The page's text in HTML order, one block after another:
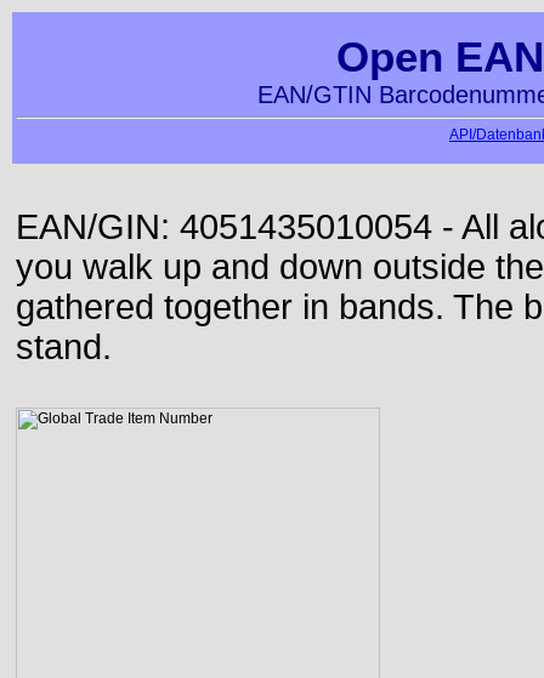
Open
EAN/GTIN
API/
EAN/GIN: 4051435010054 - All
you walk up and down outside
gathered together in bands. The
stand.